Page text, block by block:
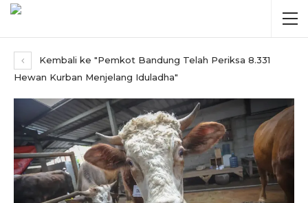
Kembali ke "Pemkot Bandung Telah Periksa 8.331
Hewan Kurban Menjelang Iduladha"